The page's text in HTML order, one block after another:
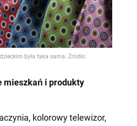
mieszkań i produkty
kolorowy telewizor,